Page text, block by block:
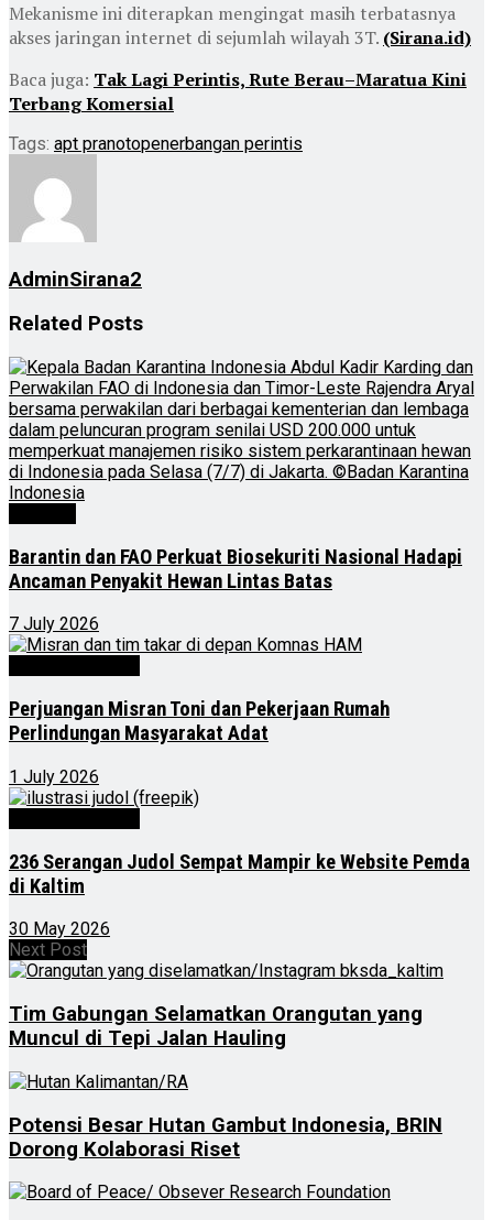
Mekanisme ini diterapkan mengingat masih terbatasnya
akses jaringan internet di sejumlah wilayah 3T. (Sirana.id)
Baca juga: Tak Lagi Perintis, Rute Berau–Maratua Kini
Terbang Komersial
Tags: apt pranotopenerbangan perintis
AdminSirana2
Related Posts
Barantin dan FAO Perkuat Biosekuriti Nasional Hadapi
Ancaman Penyakit Hewan Lintas Batas
7 July 2026
Perjuangan Misran Toni dan Pekerjaan Rumah
Perlindungan Masyarakat Adat
1 July 2026
236 Serangan Judol Sempat Mampir ke Website Pemda
di Kaltim
30 May 2026
Next Post
Tim Gabungan Selamatkan Orangutan yang
Muncul di Tepi Jalan Hauling
Potensi Besar Hutan Gambut Indonesia, BRIN
Dorong Kolaborasi Riset